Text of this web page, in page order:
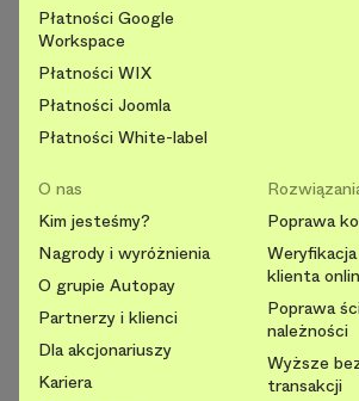
Płatności Google
Workspace
Płatności WIX
Płatności Joomla
Płatności White-label
O nas
Kim jesteśmy?
Nagrody i wyróżnienia
O grupie Autopay
Partnerzy i klienci
Dla akcjonariuszy
Kariera
Poprawa
klienta
Poprawa
należności
Wyższe
transakcji